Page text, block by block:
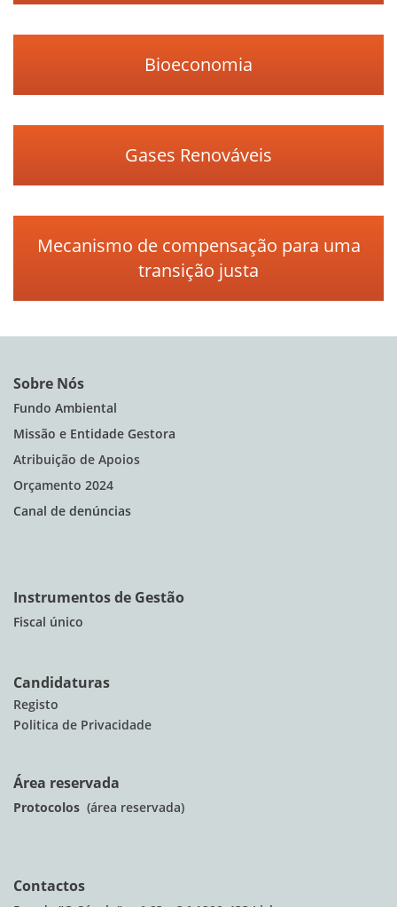
Bioeconomia
Gases Renováveis
Mecanismo de compensação para uma
transição justa
Sobre Nós
Fundo Ambiental
Missão e Entidade Gestora
Atribuição de Apoios
Orçamento 2024
Canal de denúncias
Instrumentos de Gestão
Fiscal único
Candidaturas
Registo
Politica de Privacidade
Área reservada
Protocolos (área reservada)
Contactos